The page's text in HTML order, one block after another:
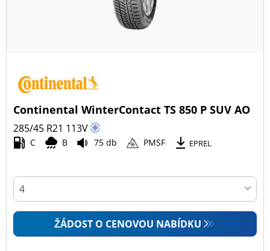
Continental WinterContact TS 850 P SUV AO
285/45 R21 113V
C B 75 db PMSF EPREL
ŽÁDOST O CENOVOU NABÍDKU